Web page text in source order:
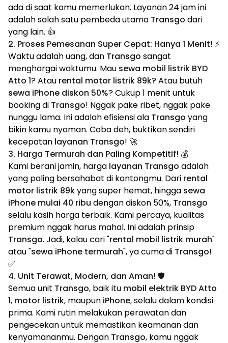
ada di saat kamu memerlukan. Layanan 24 jam ini
adalah salah satu pembeda utama Transgo dari
yang lain. 👍
2. Proses Pemesanan Super Cepat: Hanya 1 Menit! ⚡
Waktu adalah uang, dan Transgo sangat
menghargai waktumu. Mau sewa mobil listrik BYD
Atto 1? Atau rental motor listrik 89k? Atau butuh
sewa iPhone diskon 50%? Cukup 1 menit untuk
booking di Transgo! Nggak pake ribet, nggak pake
nunggu lama. Ini adalah efisiensi ala Transgo yang
bikin kamu nyaman. Coba deh, buktikan sendiri
kecepatan layanan Transgo! 🚀
3. Harga Termurah dan Paling Kompetitif! 💰
Kami berani jamin, harga layanan Transgo adalah
yang paling bersahabat di kantongmu. Dari rental
motor listrik 89kyang super hemat, hingga sewa
iPhone mulai 40 ribu dengan diskon 50%, Transgo
selalu kasih harga terbaik. Kami percaya, kualitas
premium nggak harus mahal. Ini adalah prinsip
Transgo. Jadi, kalau cari "rental mobil listrik murah"
atau "sewa iPhone termurah", ya cuma di Transgo!
✅
4. Unit Terawat, Modern, dan Aman! 🛡️
Semua unit Transgo, baik itu mobil elektrik BYD Atto
1, motor listrik, maupun iPhone, selalu dalam kondisi
prima. Kami rutin melakukan perawatan dan
pengecekan untuk memastikan keamanan dan
kenyamananmu. Dengan Transgo, kamu nggak